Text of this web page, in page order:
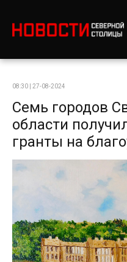
08:30 | 27-08-2024
Семь городов
области
гранты на